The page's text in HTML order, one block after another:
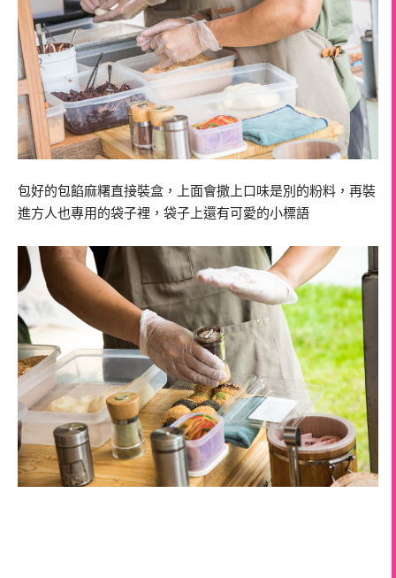
包好的包餡麻糬直接裝盒，上面會撒上口味是別的粉料，再裝
進方人也專用的袋子裡，袋子上還有可愛的小標語